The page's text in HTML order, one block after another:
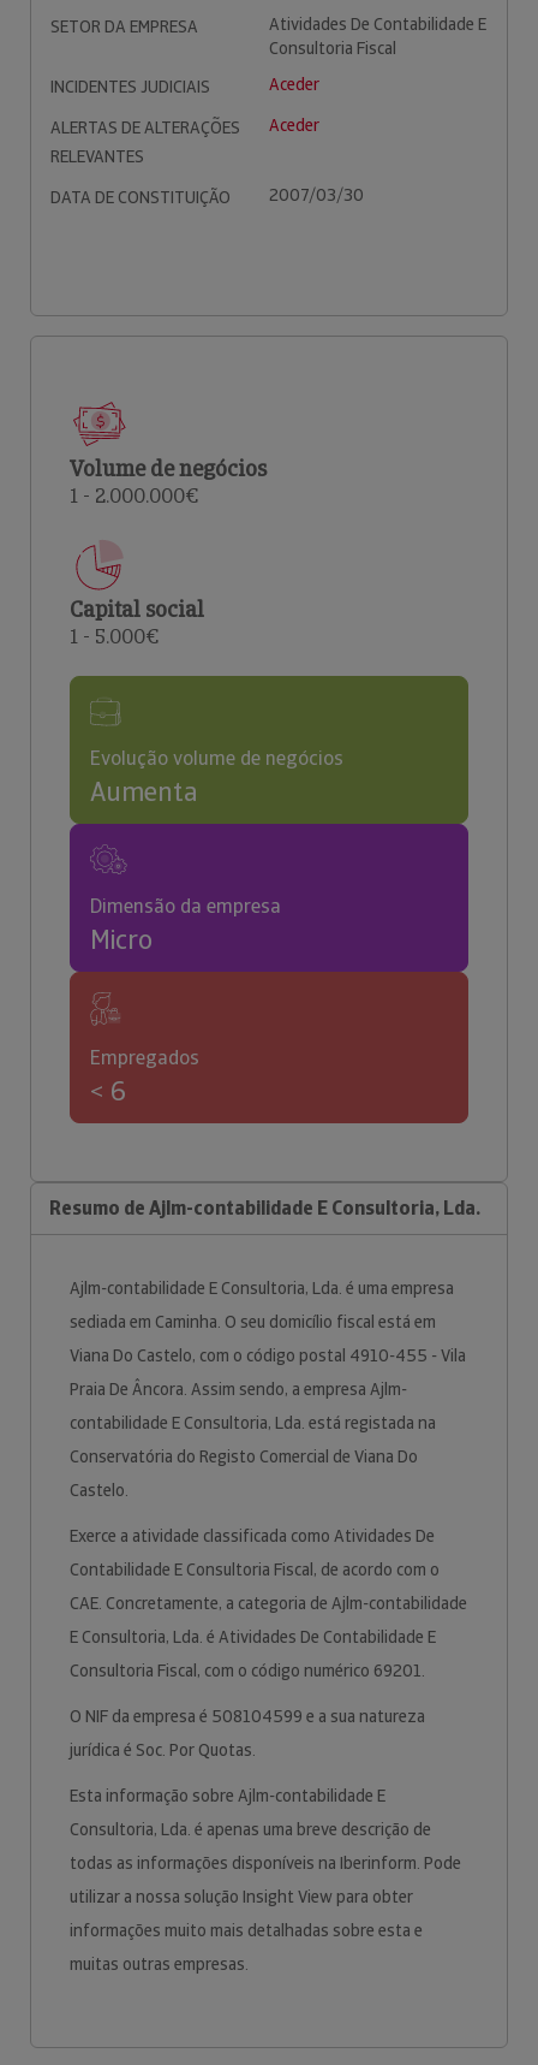
SETOR DA EMPRESA
Atividades De Contabilidade E
Consultoria Fiscal
INCIDENTES JUDICIAIS
Aceder
ALERTAS DE ALTERAÇÕES
RELEVANTES
Aceder
DATA DE CONSTITUIÇÃO 2007/03/30
Volume de negócios
1 - 2.000.000€
Capital social
1 - 5.000€
Evolução volume de negócios
Aumenta
Dimensão da empresa
Micro
Empregados
< 6
Resumo de Ajlm-contabilidade E Consultoria, Lda.
Ajlm-contabilidade E Consultoria, Lda. é uma empresa
sediada em Caminha. O seu domicílio fiscal está em
Viana Do Castelo, com o código postal 4910-455 - Vila
Praia De Âncora. Assim sendo, a empresa Ajlm-
contabilidade E Consultoria, Lda. está registada na
Conservatória do Registo Comercial de Viana Do
Castelo.
Exerce a atividade classificada como Atividades De
Contabilidade E Consultoria Fiscal, de acordo com o
CAE. Concretamente, a categoria de Ajlm-contabilidade
E Consultoria, Lda. é Atividades De Contabilidade E
Consultoria Fiscal, com o código numérico 69201.
O NIF da empresa é 508104599 e a sua natureza
jurídica é Soc. Por Quotas.
Esta informação sobre Ajlm-contabilidade E
Consultoria, Lda. é apenas uma breve descrição de
todas as informações disponíveis na Iberinform. Pode
utilizar a nossa solução Insight View para obter
informações muito mais detalhadas sobre esta e
muitas outras empresas.